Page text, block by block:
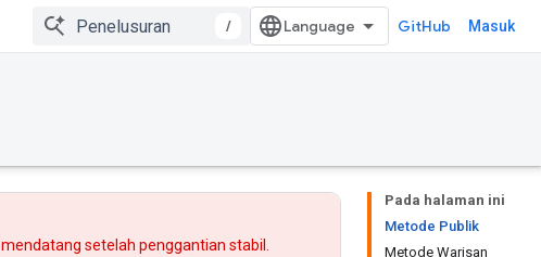
/ GitHub Masuk
Pada halaman ini
Metode Publik
Metode Warisan
setelah penggantian stabil.